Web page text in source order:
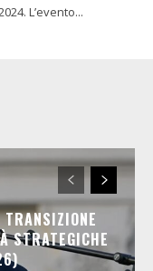
L’evento...
STRATEGICHE